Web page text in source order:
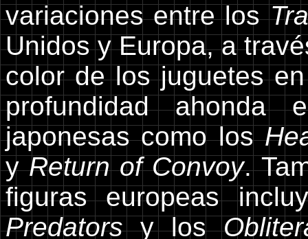
variaciones entre los
Unidos y Europa, a
color de los juguetes
profundidad
japonesas como los
yReturn of Convoy.
figuras europeas
Predatorsy los